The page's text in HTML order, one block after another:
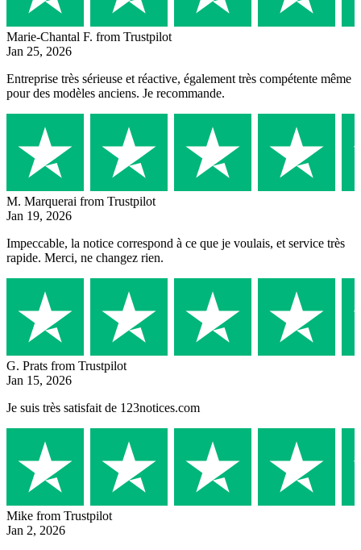
Marie-Chantal F. from Trustpilot
Jan 25, 2026
Entreprise très sérieuse et réactive, également très compétente même
pour des modèles anciens. Je recommande.
M. Marquerai from Trustpilot
Jan 19, 2026
Impeccable, la notice correspond à ce que je voulais, et service très
rapide. Merci, ne changez rien.
G. Prats from Trustpilot
Jan 15, 2026
Je suis très satisfait de 123notices.com
Mike from Trustpilot
Jan 2, 2026